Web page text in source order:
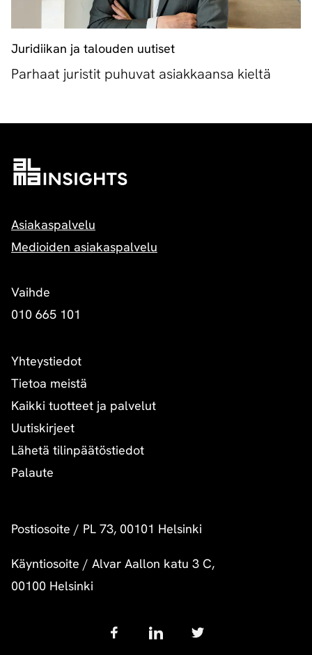
Juridiikan ja talouden uutiset
Parhaat juristit puhuvat asiakkaansa kieltä
Asiakaspalvelu
Medioiden asiakaspalvelu
Vaihde
010 665 101
Yhteystiedot
Tietoa meistä
Kaikki tuotteet ja palvelut
Uutiskirjeet
Lähetä tilinpäätöstiedot
Palaute
Postiosoite / PL 73, 00101 Helsinki
Käyntiosoite / Alvar Aallon katu 3 C,
00100 Helsinki